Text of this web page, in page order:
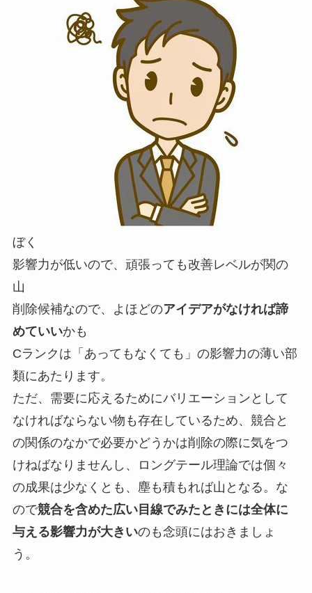
ぼく
影響力が低いので、頑張っても改善レベルが関の
山
削除候補なので、よほどのアイデアがなければ諦
めていいかも
Cランクは「あってもなくても」の影響力の薄い部
類にあたります。
ただ、需要に応えるためにバリエーションとして
なければならない物も存在しているため、競合と
の関係のなかで必要かどうかは削除の際に気をつ
けねばなりませんし、ロングテール理論では個々
の成果は少なくとも、塵も積もれば山となる。な
ので競合を含めた広い目線でみたときには全体に
与える影響力が大きいのも念頭にはおきましょ
う。